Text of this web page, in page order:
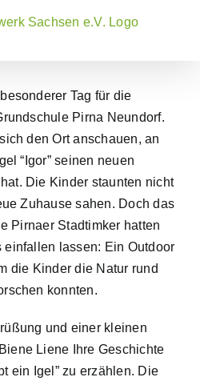
Tag für die
Pirna Neundorf.
den Ort anschauen, an
“Igor” seinen neuen
Die Kinder staunten nicht
Zuhause sahen. Doch das
Pirnaer Stadtimker hatten
lassen: Ein Outdoor
die Kinder die Natur rund
konnten.
und einer kleinen
Liene Ihre Geschichte
ein Igel” zu erzählen. Die